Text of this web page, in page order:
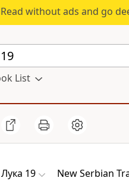
Read without ads and go
List
Лука 19 New Serbian